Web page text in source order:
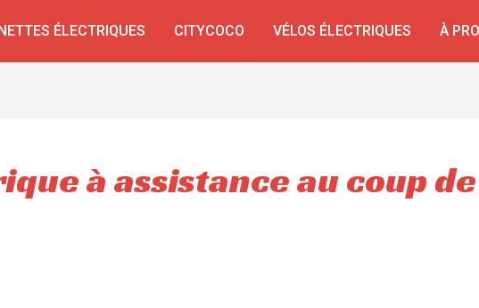
ÉLECTRIQUES CITYCOCO VÉLOS ÉLECTRIQUES À
à assistance au coup